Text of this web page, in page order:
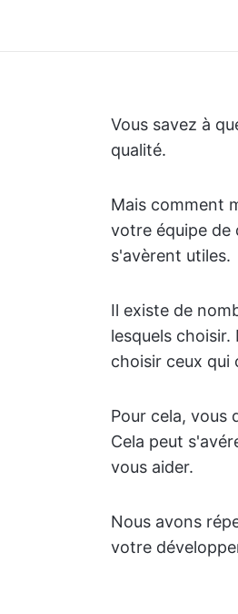
Vous savez à
qualité.
Mais comment
votre équipe de
s'avèrent utiles.
Il existe de
lesquels
choisir ceux qui
Pour cela, vous
Cela peut
vous aider.
Nous avons
votre